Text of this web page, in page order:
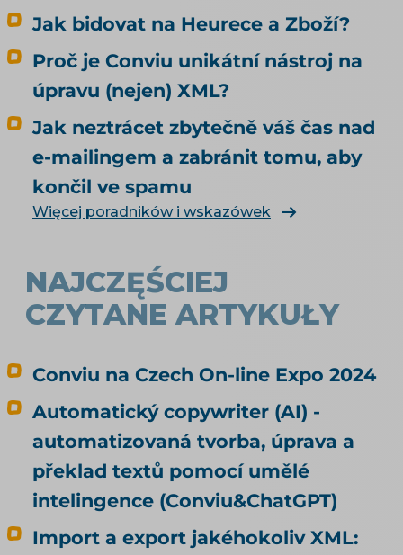
článek je proto o nakupování, ne o
doporučování. Odpovídá na tři otázky: Může u
mě agent nakoupit už dnes, i když jsem to
nikde nepovolil? Co bych musel udělat, aby u
mě mohl nakupovat oficiálně, a vyplatí se to?
Kdo zaplatí škodu, když agent koupí něco
jiného, než měl? Jak vás má umělá inteligence
vůbec najít a doporučit, řeší téma SEO a UX pro
e-shop. Čím konkrétně naplnit produktová
Jak bidovat na Heurece a Zboží?
Proč je Conviu unikátní nástroj na
úpravu (nejen) XML?
Jak neztrácet zbytečně váš čas nad
e-mailingem a zabránit tomu, aby
končil ve spamu
Więcej poradników i wskazówek
NAJCZĘŚCIEJ
CZYTANE ARTYKUŁY
Conviu na Czech On-line Expo 2024
Automatický copywriter (AI) -
automatizovaná tvorba, úprava a
překlad textů pomocí umělé
intelingence (Conviu&ChatGPT)
Import a export jakéhokoliv XML: